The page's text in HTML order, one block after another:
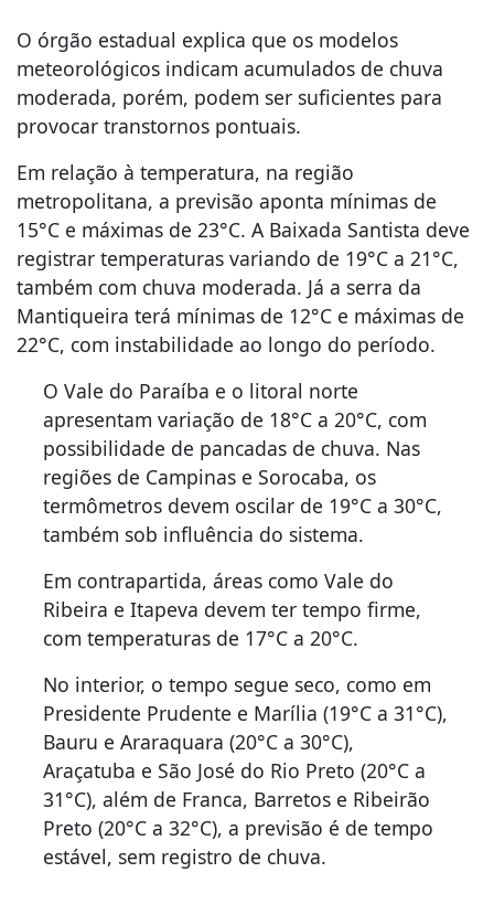
O órgão estadual explica que os modelos
meteorológicos indicam acumulados de chuva
moderada, porém, podem ser suficientes para
provocar transtornos pontuais.
Em relação à temperatura, na região
metropolitana, a previsão aponta mínimas de
15°C e máximas de 23°C. A Baixada Santista deve
registrar temperaturas variando de 19°C a 21°C,
também com chuva moderada. Já a serra da
Mantiqueira terá mínimas de 12°C e máximas de
22°C, com instabilidade ao longo do período.
O Vale do Paraíba e o litoral norte
apresentam variação de 18°C a 20°C, com
possibilidade de pancadas de chuva. Nas
regiões de Campinas e Sorocaba, os
termômetros devem oscilar de 19°C a 30°C,
também sob influência do sistema.
Em contrapartida, áreas como Vale do
Ribeira e Itapeva devem ter tempo firme,
com temperaturas de 17°C a 20°C.
No interior, o tempo segue seco, como em
Presidente Prudente e Marília (19°C a 31°C),
Bauru e Araraquara (20°C a 30°C),
Araçatuba e São José do Rio Preto (20°C a
31°C), além de Franca, Barretos e Ribeirão
Preto (20°C a 32°C), a previsão é de tempo
estável, sem registro de chuva.